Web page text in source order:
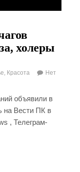
холеры
Красота
Нет
объявили в
на Вести ПК в
, Телеграм-